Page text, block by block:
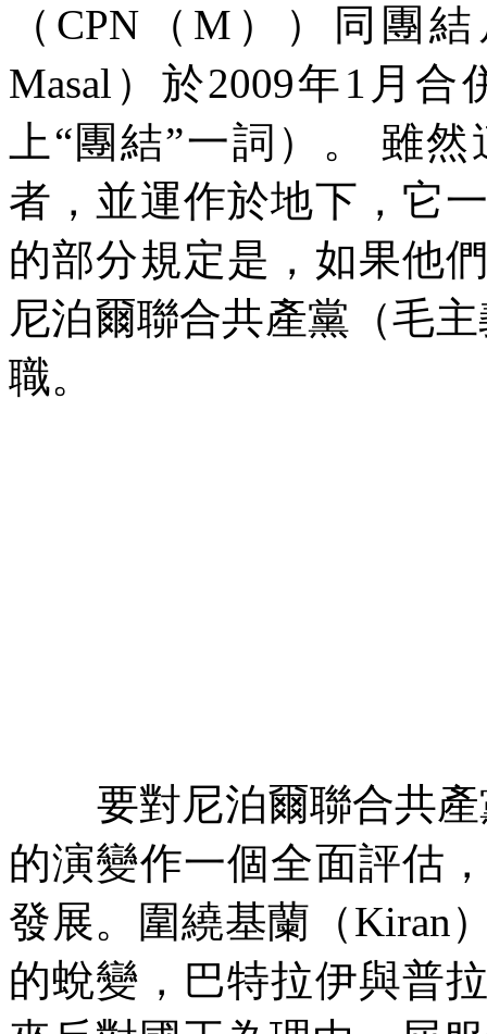
（ CPN （ M ））同團
Masal ）於2009年1 月合
上“團結”一詞）。
雖然
者，並運作於地下，它
的部分規定是，如果他
尼泊爾聯合共產黨（毛
職。
要對尼泊爾聯合共
的演變作一個全面評估
發展。圍繞基蘭（Kiran
的蛻變，巴特拉伊與普